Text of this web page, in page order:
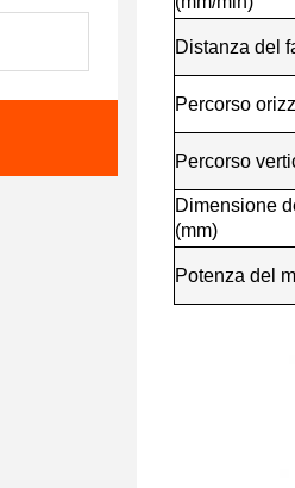
Distanza del
Percorso
Percorso
Dimensione
(mm)
Potenza del